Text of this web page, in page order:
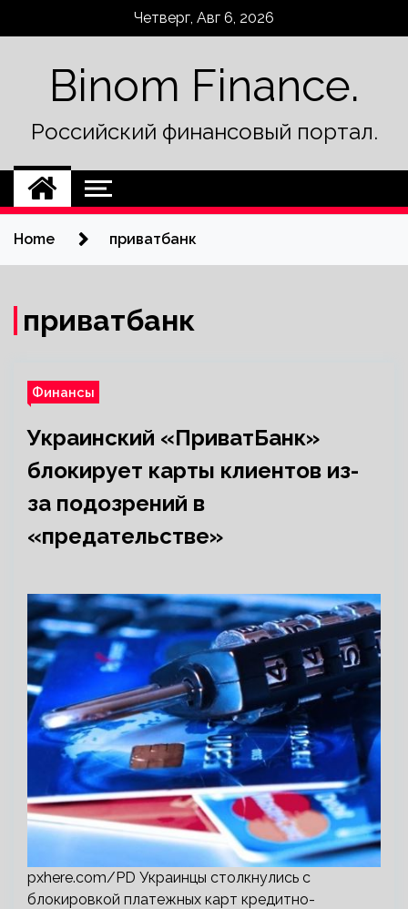
Четверг, Авг 6, 2026
Binom Finance.
Российский финансовый портал.
Home приватбанк
приватбанк
Финансы
Украинский «ПриватБанк»
блокирует карты клиентов из-
за подозрений в
«предательстве»
pxhere.com/PD Украинцы столкнулись с
блокировкой платежных карт кредитно-